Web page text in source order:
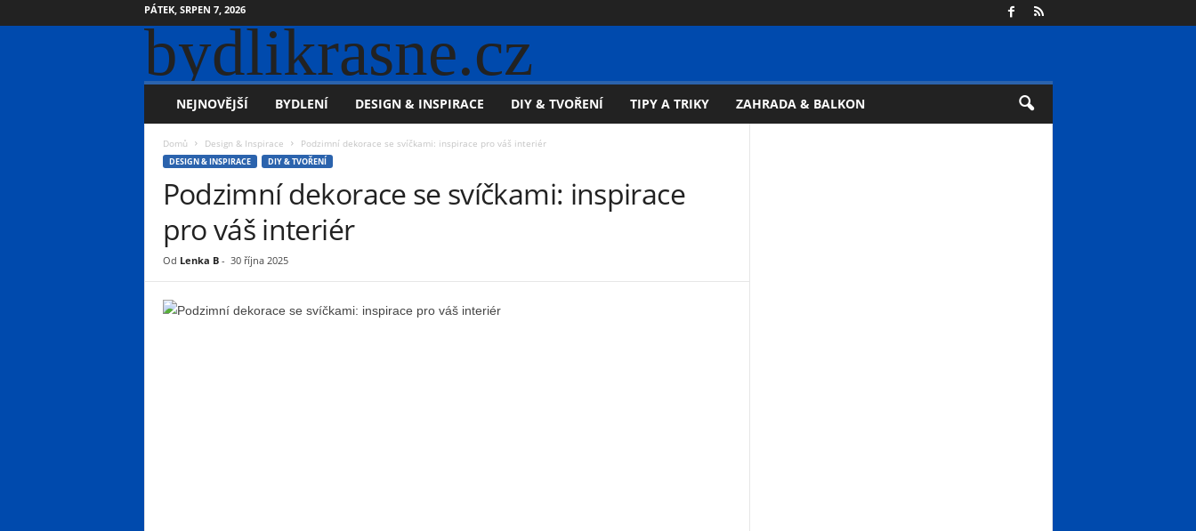
PÁTEK, SRPEN 7, 2026
bydlikrasne.cz
NEJNOVĚJŠÍ BYDLENÍ DESIGN & INSPIRACE DIY & TVOŘENÍ TIPY A TRIKY ZAHRADA & BALKON
Domů Design & Inspirace Podzimní dekorace se svíčkami: inspirace pro váš interiér
DESIGN & INSPIRACE DIY & TVOŘENÍ
Podzimní dekorace se svíčkami: inspirace
pro váš interiér
Od Lenka B- 30 října 2025